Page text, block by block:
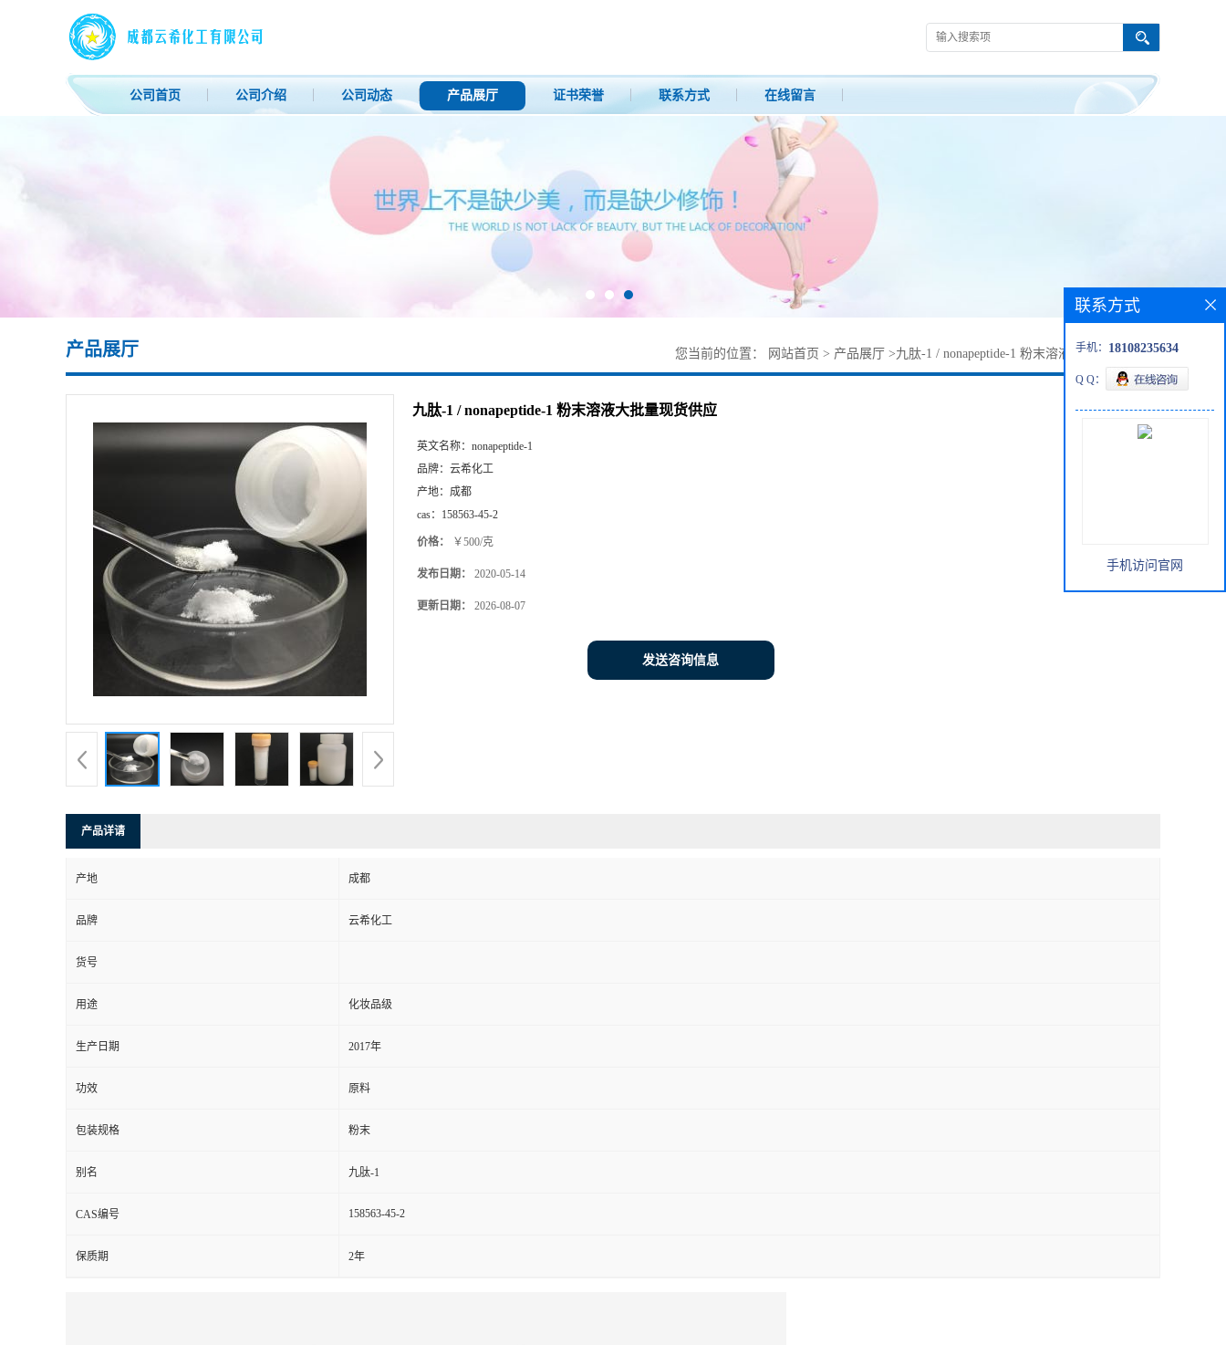
公司首页 公司介绍 公司动态 产品展厅 证书荣誉 联系方式 在线留言
产品展厅 您当前的位置： 网站首页 > 产品展厅 >九肽-1 / nonapeptide-1 粉末溶液大批量现货供应
九肽-1 / nonapeptide-1 粉末溶液大批量现货供应
英文名称： nonapeptide-1
品牌： 云希化工
产地： 成都
cas： 158563-45-2
价格： ￥500/克
发布日期： 2020-05-14
更新日期： 2026-08-07
发送咨询信息
产品详请
产地 成都
品牌 云希化工
货号
用途 化妆品级
生产日期 2017年
功效 原料
包装规格 粉末
别名 九肽-1
CAS编号 158563-45-2
保质期 2年
联系方式
手机： 18108235634
Q Q：
手机访问官网